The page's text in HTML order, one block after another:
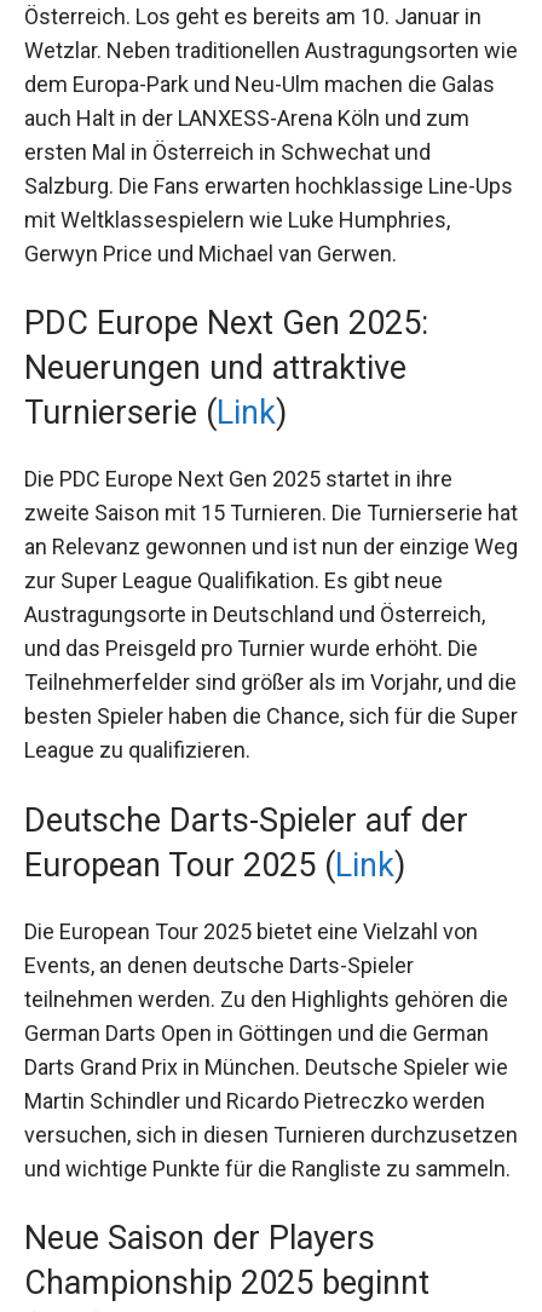
Die European Darts Galas 2025 bieten 16
hochkarätige Events in Deutschland und
Österreich. Los geht es bereits am 10. Januar in
Wetzlar. Neben traditionellen Austragungsorten
wie dem Europa-Park und Neu-Ulm machen die
Galas auch Halt in der LANXESS-Arena Köln und
zum ersten Mal in Österreich in Schwechat und
Salzburg. Die Fans erwarten hochklassige Line-
Gerwyn Price und Michael van Gerwen.
PDC Europe Next Gen 2025:
Neuerungen und attraktive
Turnierserie (Link)
Die PDC Europe Next Gen 2025 startet in ihre
zweite Saison mit 15 Turnieren. Die Turnierserie
hat an Relevanz gewonnen und ist nun der
einzige Weg zur Super League Qualifikation. Es
gibt neue Austragungsorte in Deutschland und
Österreich, und das Preisgeld pro Turnier wurde
erhöht. Die Teilnehmerfelder sind größer als im
sich für die Super League zu qualifizieren.
Deutsche Darts-Spieler auf der
European Tour 2025 (Link)
Die European Tour 2025 bietet eine Vielzahl von
Events, an denen deutsche Darts-Spieler
teilnehmen werden. Zu den Highlights gehören
die German Darts Open in Göttingen und die
German Darts Grand Prix in München. Deutsche
Spieler wie Martin Schindler und Ricardo
Turnieren durchzusetzen und wichtige Punkte
für die Rangliste zu sammeln.